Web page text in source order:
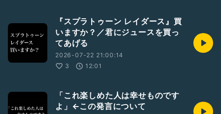
『スプラトゥーン レイダース』買
いますか？／君にジュースを買っ
てあげる
2026-07-22 21:00:14
3
12:01
「これ楽しめた人は幸せものです
よ」←この発言について